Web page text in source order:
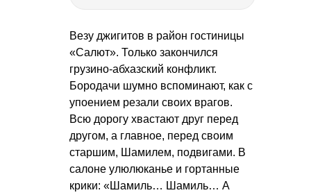
Везу джигитов в район гостиницы
«Салют». Только закончился
грузино-абхазский конфликт.
Бородачи шумно вспоминают, как с
упоением резали своих врагов.
Всю дорогу хвастают друг перед
другом, а главное, перед своим
старшим, Шамилем, подвигами. В
салоне улюлюканье и гортанные
крики: «Шамиль… Шамиль… А